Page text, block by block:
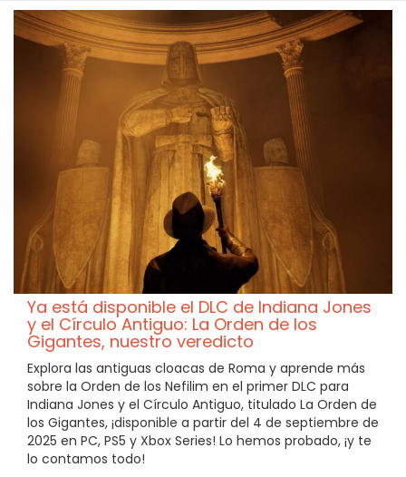
Ya está disponible el DLC de Indiana Jones
y el Círculo Antiguo: La Orden de los
Gigantes, nuestro veredicto
Explora las antiguas cloacas de Roma y aprende más
sobre la Orden de los Nefilim en el primer DLC para
Indiana Jones y el Círculo Antiguo, titulado La Orden de
los Gigantes, ¡disponible a partir del 4 de septiembre de
2025 en PC, PS5 y Xbox Series! Lo hemos probado, ¡y te
lo contamos todo!